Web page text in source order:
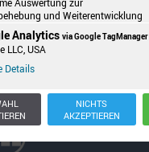
und Weiterentwicklung
Analytics via Google TagManager
LLC, USA
Details
NICHTS
AKZEPTIEREN